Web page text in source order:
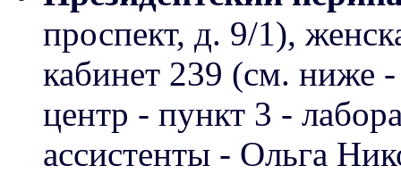
проспект, д. 9/1),
кабинет 239 (см. ниже
центр - пункт 3 -
ассистенты - Ольга